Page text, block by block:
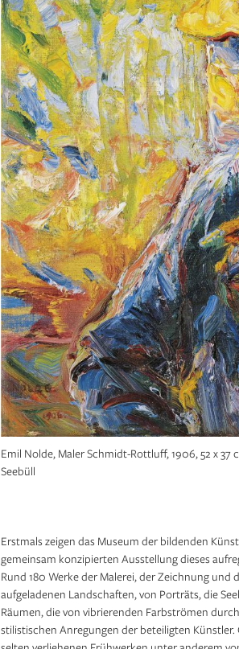
Emil Nolde, Maler Schmidt-Rottluff, 1906, 52 x
Seebüll
Karl Schmidt-Rottluff, Am Meer (Steilküste), 1906,
Bild-Kunst Bonn, 2016 und Brücke-Museum Berlin
Erstmals zeigen das Museum der bildenden
gemeinsam konzipierten Ausstellung dieses
Rund 180 Werke der Malerei, der Zeichnung
aufgeladenen Landschaften, von Porträts, die
Räumen, die von vibrierenden Farbströmen
stilistischen Anregungen der beteiligten